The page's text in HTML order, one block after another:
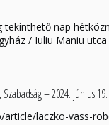
tekinthető nap
/ Iuliu Maniu
– 2024. június
article/laczko-vass-